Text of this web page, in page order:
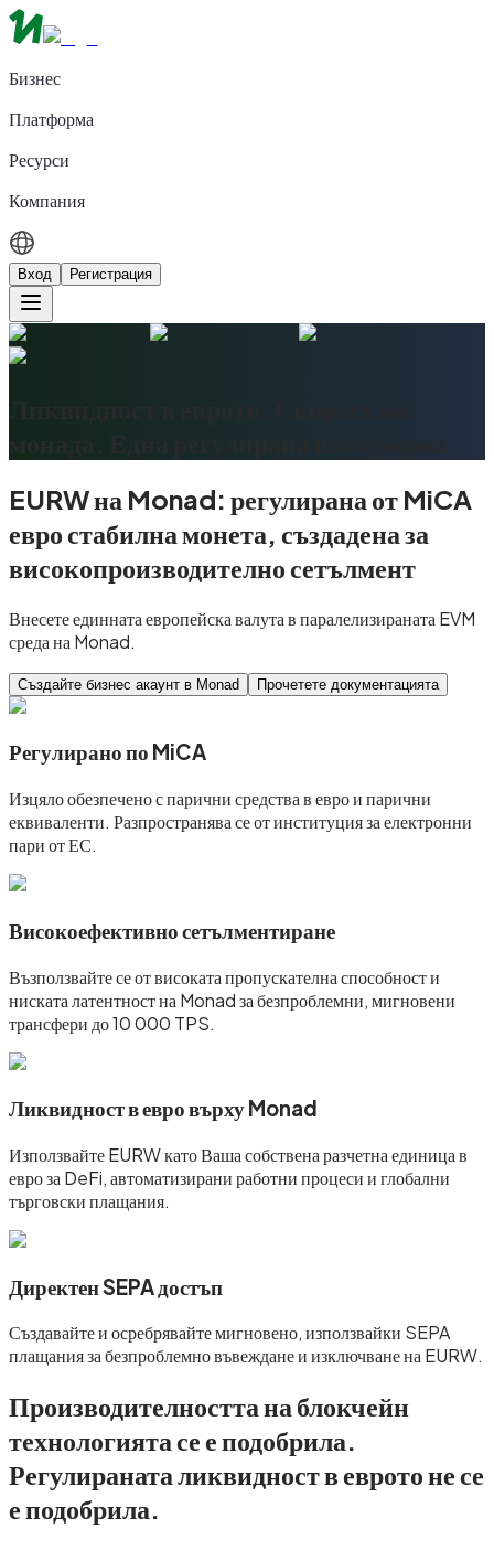
Бизнес
Платформа
Ресурси
Компания
Вход Регистрация
EURW на Monad: регулирана от MiCA
евро стабилна монета, създадена за
високопроизводително сетълмент
Внесете единната европейска валута в паралелизираната EVM
среда на Monad.
Създайте бизнес акаунт в Monad Прочетете документацията
Регулирано по MiCA
Изцяло обезпечено с парични средства в евро и парични
еквиваленти. Разпространява се от институция за електронни
пари от ЕС.
Високоефективно сетълментиране
Възползвайте се от високата пропускателна способност и
ниската латентност на Monad за безпроблемни, мигновени
трансфери до 10 000 TPS.
Ликвидност в евро върху Monad
Използвайте EURW като Ваша собствена разчетна единица в
евро за DeFi, автоматизирани работни процеси и глобални
търговски плащания.
Директен SEPA достъп
Създавайте и осребрявайте мигновено, използвайки SEPA
плащания за безпроблемно въвеждане и изключване на EURW.
Производителността на блокчейн
технологията се е подобрила.
Регулираната ликвидност в еврото не се
е подобрила.